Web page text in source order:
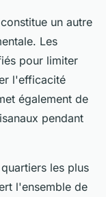
constitue un autre
Les
pour limiter
l'efficacité
également de
pendant
les plus
l'ensemble de